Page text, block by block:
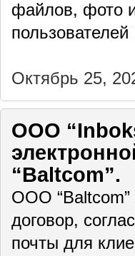
файлов, фото
Октябрь 25,
ООО
“Baltcom”.
ООО “Baltcom”
договор,
почты для